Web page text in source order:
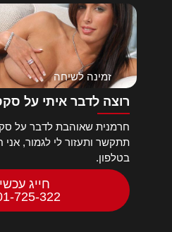
זמינה לשיחה
רוצה לדבר איתי על
חרמנית שאוהבת לדבר על
תתקשר ותעזור לי לגמור, אני
בטלפון.
חייג
725-322